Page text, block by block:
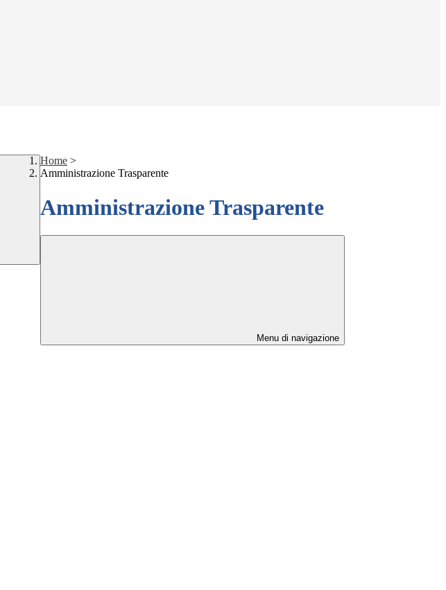
Home >
Amministrazione Trasparente
Amministrazione Trasparente
Menu di navigazione